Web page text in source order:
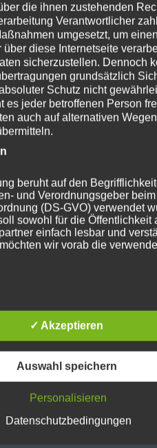
– Professionell
sind Raum, Technik und
nur suboptimal. Wer schon
zu engagieren, nur
die ihnen zustehenden
Verantwortlicher
umgesetzt, um
diese Internetseite
sicherzustellen. Dennoch
grundsätzlich
Schutz nicht
es jeder betroffenen Person
auch auf alternativen
beruht auf den
und Verordnungsgeber
(DS-GVO) verwendet
sowohl für die Öffentlichkeit
einfach lesbar und
wir vorab die
Daten
sind alle Informationen, die
natürliche Person (im
Als identifizierbar wird
direkt oder indirekt,
Online-Kennung oder zu einem
✓ Akzeptieren
Auswahl speichern
Personalisieren
Datenschutzbedingungen